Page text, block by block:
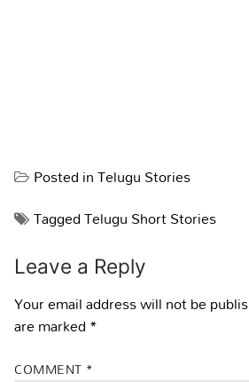
Posted inTelugu Stories
TaggedTelugu Short Stories
Leave a Reply
Your email address will not be
are marked*
COMMENT *